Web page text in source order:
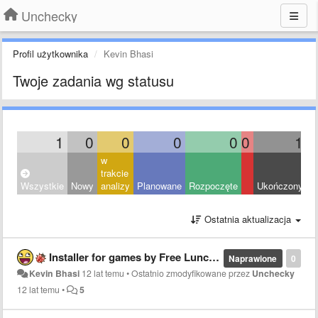
Unchecky
Profil użytkownika Kevin Bhasi
Twoje zadania wg statusu
1 0 0 0 0 0 1
Wszystkie Nowy
w
trakcie
analizy
Planowane Rozpoczęte Ukończony
Ostatnia aktualizacja
0
Naprawione
Installer for games by Free Lunch Design - icy tower
Kevin Bhasi 12 lat temu •Ostatnio zmodyfikowane przez Unchecky
12 lat temu • 5